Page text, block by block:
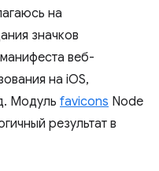
на
значков
веб-
на iOS,
Модуль favicons Node
результат в